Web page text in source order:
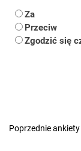
Za
Przeciw
Zgodzić się
Poprzednie ankiety